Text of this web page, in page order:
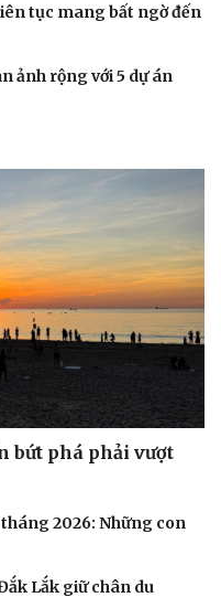
tục mang bất ngờ đến
ảnh rộng với 5 dự án
bứt phá phải vượt
2026: Những con
Lắk giữ chân du